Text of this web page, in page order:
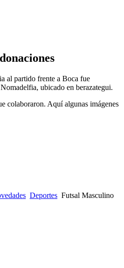
al partido frente a Boca fue
ubicado en berazategui.
colaboraron. Aquí algunas imágenes
Deportes Futsal Masculino